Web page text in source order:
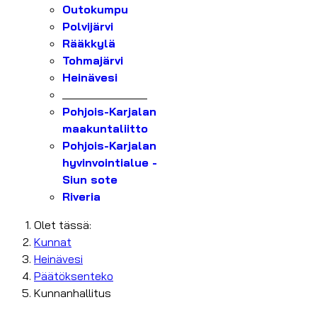
Outokumpu
Polvijärvi
Rääkkylä
Tohmajärvi
Heinävesi
Pohjois-Karjalan
maakuntaliitto
Pohjois-Karjalan
hyvinvointialue -
Siun sote
Riveria
Olet tässä:
Kunnat
Heinävesi
Päätöksenteko
Kunnanhallitus